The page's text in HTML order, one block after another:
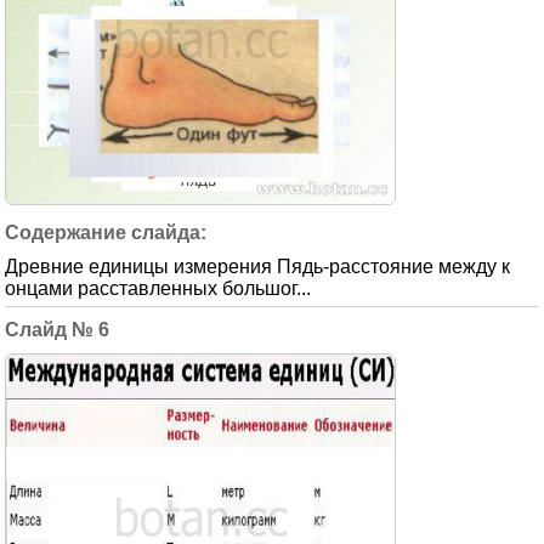
Древние единицы измерения Пядь-расстояние между к
онцами расставленных большог...
6